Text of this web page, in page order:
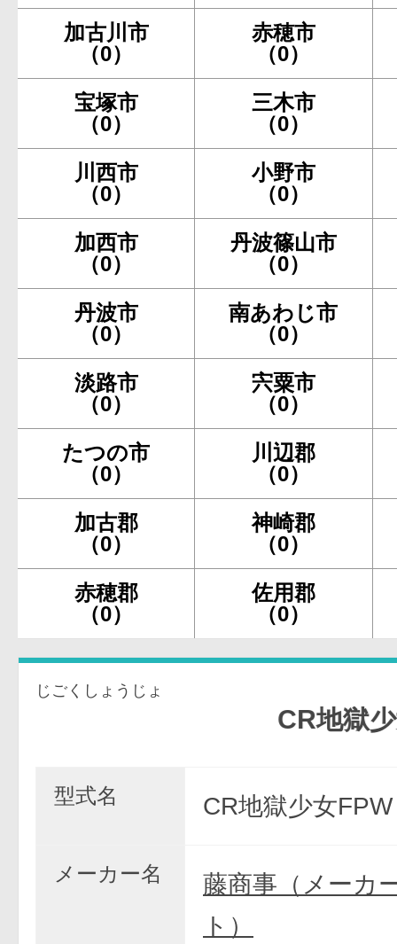
加古川市
（0）
赤穂市
（0）
宝塚市
（0）
三木市
（0）
川西市
（0）
小野市
（0）
加西市
（0）
丹波篠山市
（0）
丹波市
（0）
南あわじ市
（0）
淡路市
（0）
宍粟市
（0）
たつの市
（0）
川辺郡
（0）
加古郡
（0）
神崎郡
（0）
赤穂郡
（0）
佐用郡
（0）
じごくしょうじょ
CR地獄少女
型式名 CR地獄少女FPW
メーカー名
藤商事（メーカ
ト）